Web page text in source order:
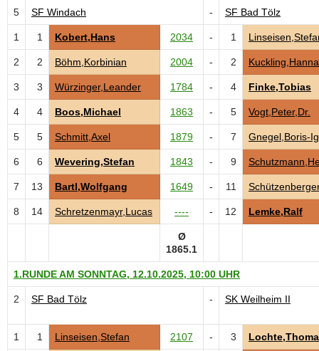
5 SF Windach - SF Bad Tölz
1 1 Kobert,Hans 2034 - 1
2 2 Böhm,Korbinian 2004 - 2
3 3 Würzinger,Leander 1784 - 4 Finke,Tobias
4 4 Boos,Michael 1863 - 5 Vogt,Peter,Dr.
5 5 Schmitt,Axel 1879 - 7 Gnegel,Boris-
6 6 Wevering,Stefan 1843 - 9
7 13 Bartl,Wolfgang 1649 - 11
8 14 Schretzenmayr,Lucas ---- - 12 Lemke,Ralf
Ø
1865.1
1.RUNDE AM SONNTAG, 12.10.2025, 10:00 UHR
2 SF Bad Tölz - SK Weilheim II
1 1 Linseisen,Stefan 2107 - 3